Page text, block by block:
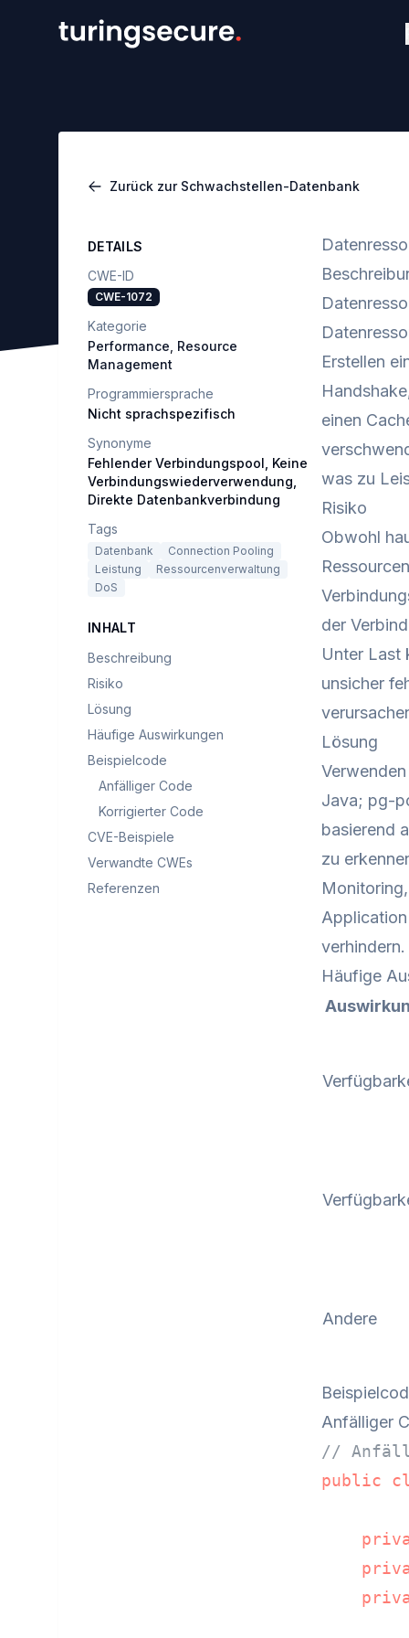
Zurück zur Schwachstellen-Datenbank
DETAILS
CWE-ID
CWE-1072
Kategorie
Performance Resource
Management
Programmiersprache
Nicht sprachspezifisch
Synonyme
Fehlender Verbindungspool, Keine
Verbindungswiederverwendung,
Direkte Datenbankverbindung
Tags
Datenbank
Connection Pooling
Leistung
Ressourcenverwaltung
DoS
INHALT
Beschreibung
Risiko
Lösung
Häufige Auswirkungen
Beispielcode
Anfälliger Code
Korrigierter Code
CVE-Beispiele
Verwandte CWEs
Referenzen
Erstellen
einen
was zu
Risiko
Obwohl
der
Unter Last
unsicher
Lösung
Java; pg-
basierend
zu
Application
Häufige
Andere
Anfälliger
//
public